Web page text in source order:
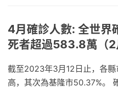
4月確診人數: 全世界
死者超過583.8萬（2
截至2023年3月12日止，各
高，其次為基隆市50.37%。